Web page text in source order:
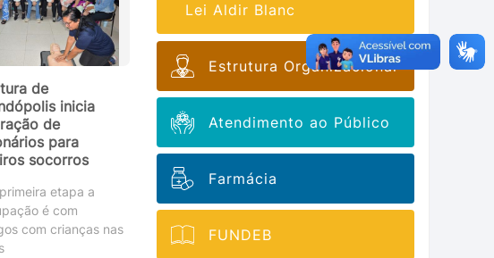
de
inicia
de
para
socorros
etapa a
é com
com crianças nas
Lei Aldir Blanc
Estrutura Organizacional
Atendimento ao Público
Farmácia
FUNDEB